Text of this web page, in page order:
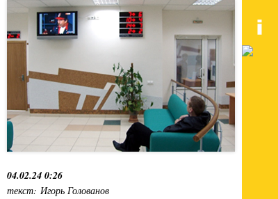
04.02.24 0:26
текст: Игорь Голованов